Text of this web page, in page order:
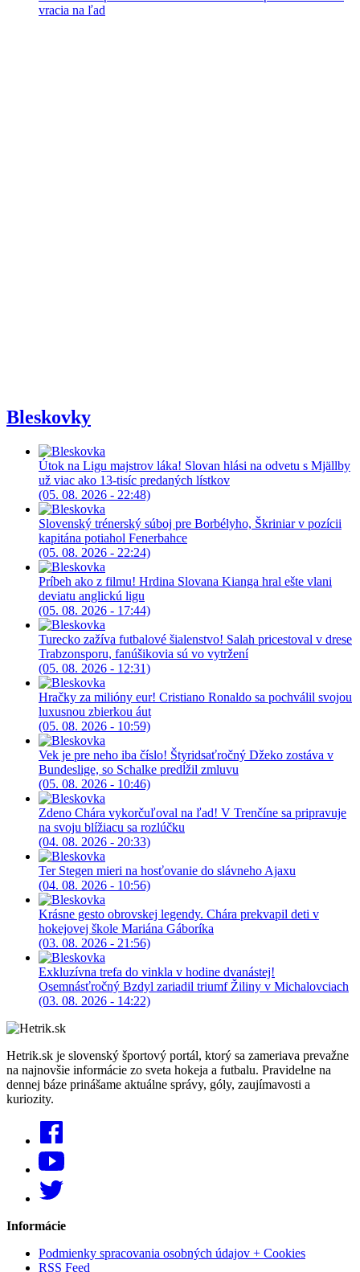
vracia na ľad
Bleskovky
Útok na Ligu majstrov láka! Slovan hlási na odvetu s Mjällby
už viac ako 13-tisíc predaných lístkov
(05. 08. 2026 - 22:48)
Slovenský trénerský súboj pre Borbélyho, Škriniar v pozícii
kapitána potiahol Fenerbahce
(05. 08. 2026 - 22:24)
Príbeh ako z filmu! Hrdina Slovana Kianga hral ešte vlani
deviatu anglickú ligu
(05. 08. 2026 - 17:44)
Turecko zažíva futbalové šialenstvo! Salah pricestoval v drese
Trabzonsporu, fanúšikovia sú vo vytržení
(05. 08. 2026 - 12:31)
Hračky za milióny eur! Cristiano Ronaldo sa pochválil svojou
luxusnou zbierkou áut
(05. 08. 2026 - 10:59)
Vek je pre neho iba číslo! Štyridsaťročný Džeko zostáva v
Bundeslige, so Schalke predĺžil zmluvu
(05. 08. 2026 - 10:46)
Zdeno Chára vykorčuľoval na ľad! V Trenčíne sa pripravuje
na svoju blížiacu sa rozlúčku
(04. 08. 2026 - 20:33)
Ter Stegen mieri na hosťovanie do slávneho Ajaxu
(04. 08. 2026 - 10:56)
Krásne gesto obrovskej legendy. Chára prekvapil deti v
hokejovej škole Mariána Gáboríka
(03. 08. 2026 - 21:56)
Exkluzívna trefa do vinkla v hodine dvanástej!
Osemnásťročný Bzdyl zariadil triumf Žiliny v Michalovciach
(03. 08. 2026 - 14:22)
Hetrik.sk je slovenský športový portál, ktorý sa zameriava prevažne
na najnovšie informácie zo sveta hokeja a futbalu. Pravidelne na
dennej báze prinášame aktuálne správy, góly, zaujímavosti a
kuriozity.
Informácie
Podmienky spracovania osobných údajov + Cookies
RSS Feed